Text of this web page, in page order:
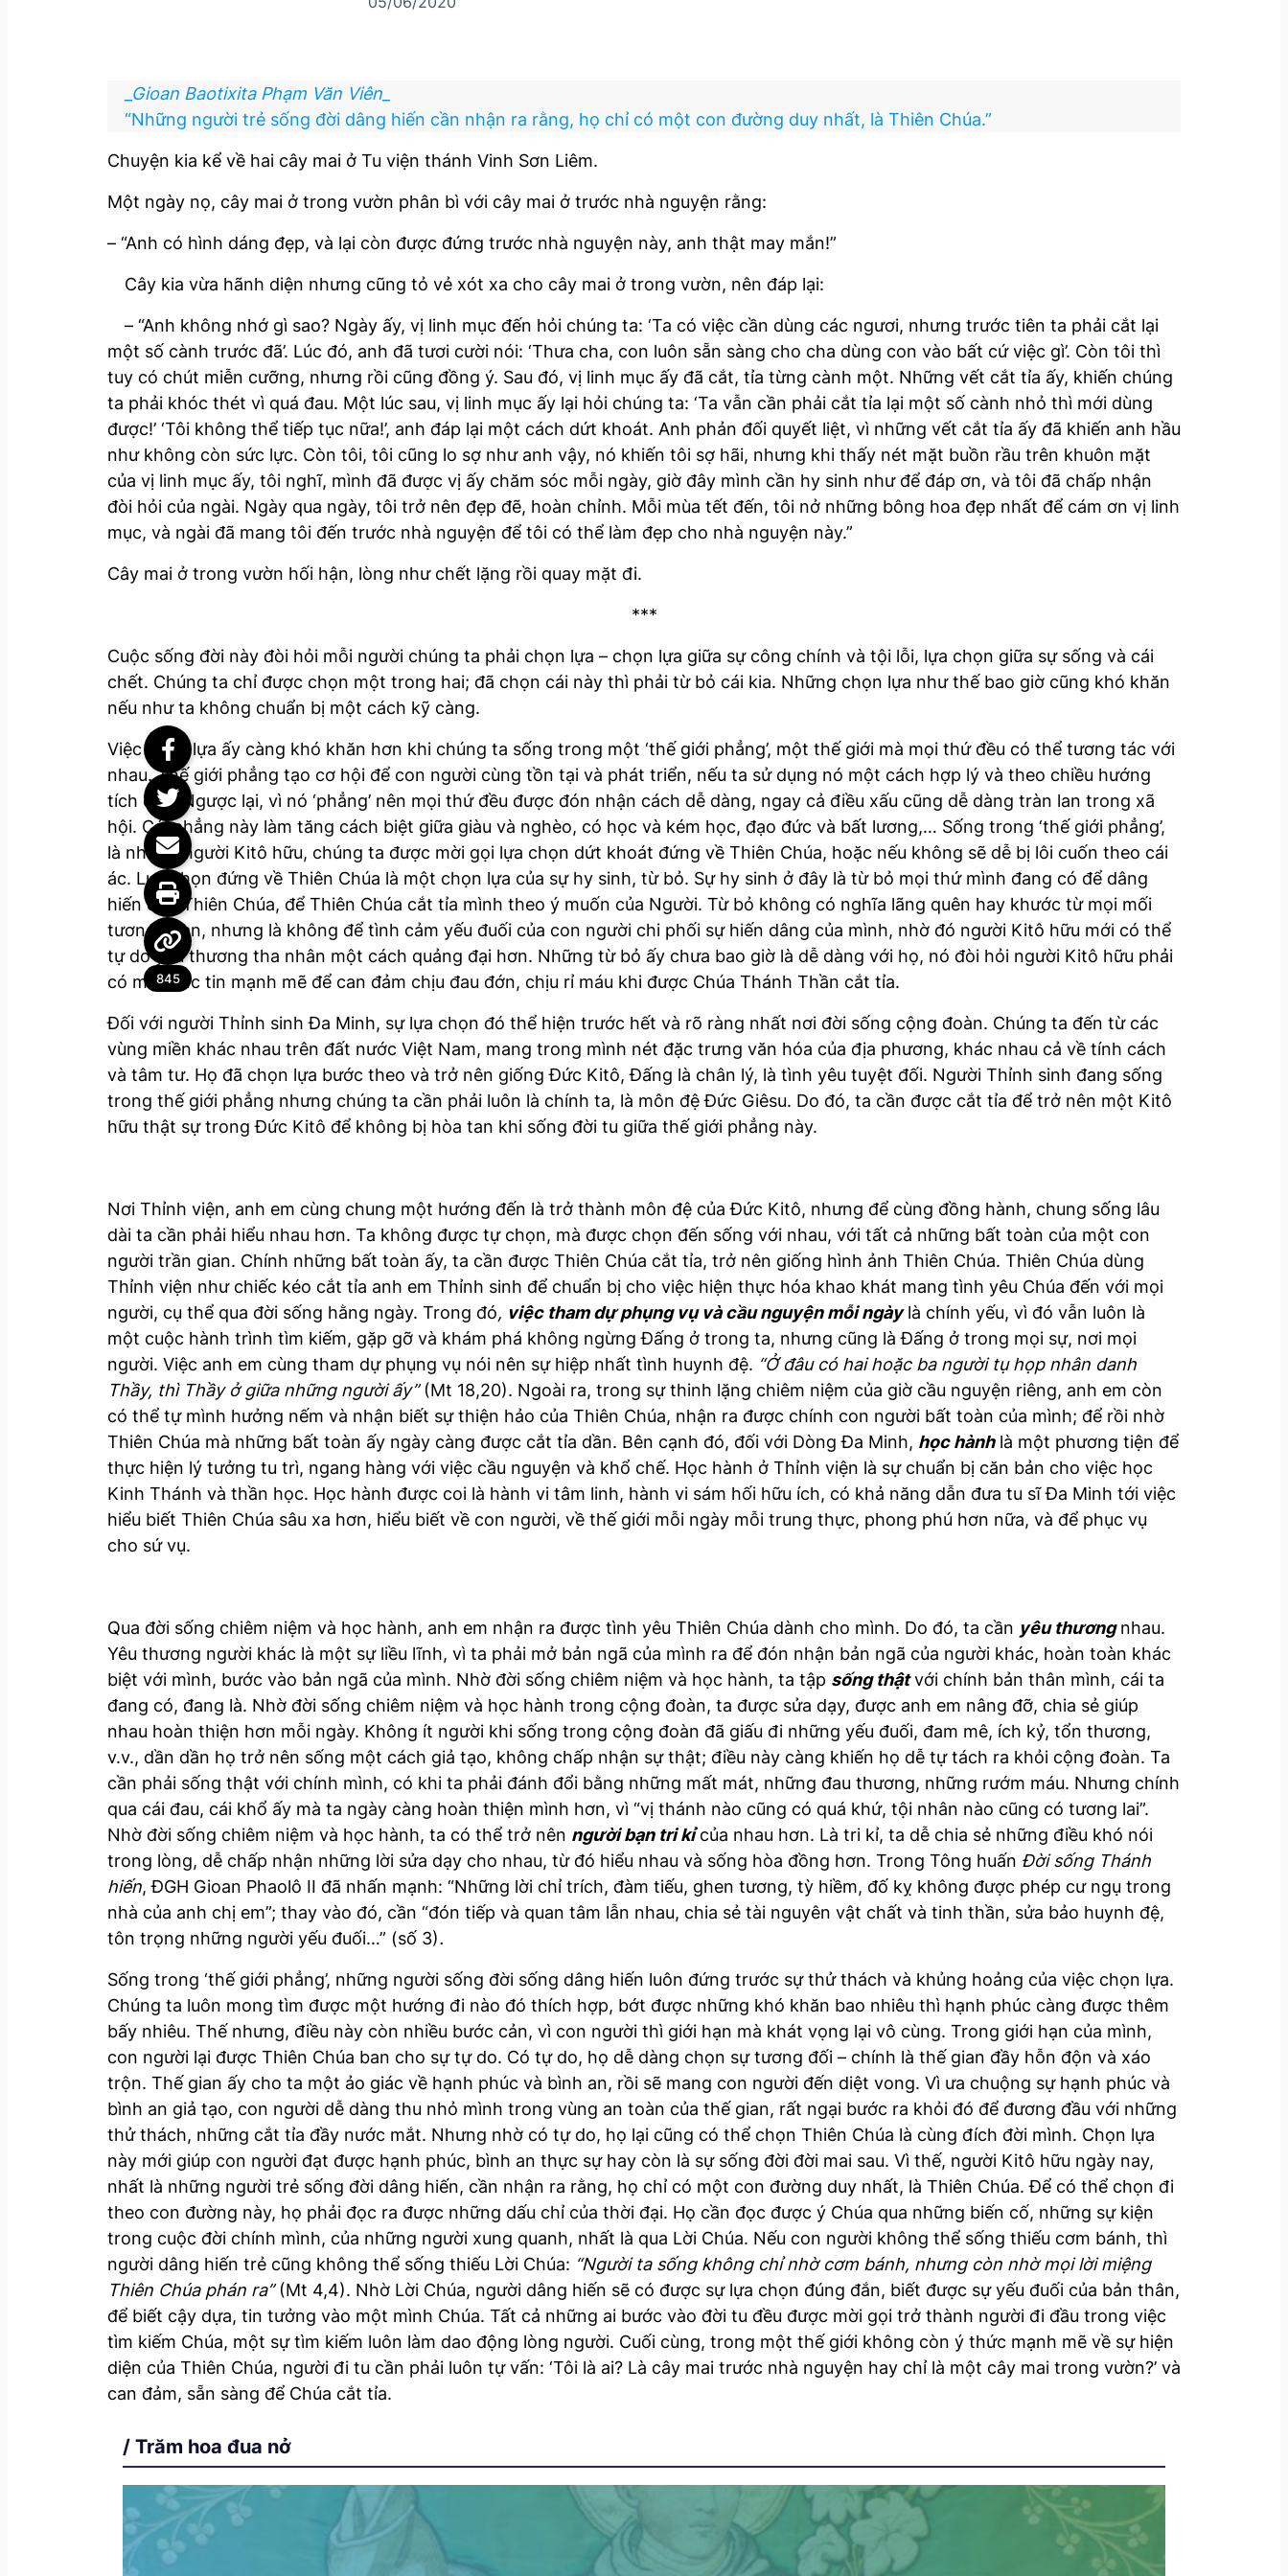
_Gioan Baotixita Phạm Văn Viên_
“Những người trẻ sống đời dâng hiến cần nhận ra rằng, họ chỉ có một con đường duy nhất, là Thiên Chúa.”
Chuyện kia kể về hai cây mai ở Tu viện thánh Vinh Sơn Liêm.
Một ngày nọ, cây mai ở trong vườn phân bì với cây mai ở trước nhà nguyện rằng:
– “Anh có hình dáng đẹp, và lại còn được đứng trước nhà nguyện này, anh thật may mắn!”
Cây kia vừa hãnh diện nhưng cũng tỏ vẻ xót xa cho cây mai ở trong vườn, nên đáp lại:
– “Anh không nhớ gì sao? Ngày ấy, vị linh mục đến hỏi chúng ta: ‘Ta có việc cần dùng các ngươi, nhưng trước tiên ta phải cắt lại
một số cành trước đã’. Lúc đó, anh đã tươi cười nói: ‘Thưa cha, con luôn sẵn sàng cho cha dùng con vào bất cứ việc gì’. Còn tôi thì
tuy có chút miễn cưỡng, nhưng rồi cũng đồng ý. Sau đó, vị linh mục ấy đã cắt, tỉa từng cành một. Những vết cắt tỉa ấy, khiến chúng
ta phải khóc thét vì quá đau. Một lúc sau, vị linh mục ấy lại hỏi chúng ta: ‘Ta vẫn cần phải cắt tỉa lại một số cành nhỏ thì mới dùng
được!’ ‘Tôi không thể tiếp tục nữa!’, anh đáp lại một cách dứt khoát. Anh phản đối quyết liệt, vì những vết cắt tỉa ấy đã khiến anh hầu
như không còn sức lực. Còn tôi, tôi cũng lo sợ như anh vậy, nó khiến tôi sợ hãi, nhưng khi thấy nét mặt buồn rầu trên khuôn mặt
của vị linh mục ấy, tôi nghĩ, mình đã được vị ấy chăm sóc mỗi ngày, giờ đây mình cần hy sinh như để đáp ơn, và tôi đã chấp nhận
đòi hỏi của ngài. Ngày qua ngày, tôi trở nên đẹp đẽ, hoàn chỉnh. Mỗi mùa tết đến, tôi nở những bông hoa đẹp nhất để cám ơn vị linh
mục, và ngài đã mang tôi đến trước nhà nguyện để tôi có thể làm đẹp cho nhà nguyện này.”
Cây mai ở trong vườn hối hận, lòng như chết lặng rồi quay mặt đi.
***
Cuộc sống đời này đòi hỏi mỗi người chúng ta phải chọn lựa – chọn lựa giữa sự công chính và tội lỗi, lựa chọn giữa sự sống và cái
chết. Chúng ta chỉ được chọn một trong hai; đã chọn cái này thì phải từ bỏ cái kia. Những chọn lựa như thế bao giờ cũng khó khăn
nếu như ta không chuẩn bị một cách kỹ càng.
Việc chọn lựa ấy càng khó khăn hơn khi chúng ta sống trong một ‘thế giới phẳng’, một thế giới mà mọi thứ đều có thể tương tác với
nhau. Thế giới phẳng tạo cơ hội để con người cùng tồn tại và phát triển, nếu ta sử dụng nó một cách hợp lý và theo chiều hướng
tích cực. Ngược lại, vì nó ‘phẳng’ nên mọi thứ đều được đón nhận cách dễ dàng, ngay cả điều xấu cũng dễ dàng tràn lan trong xã
hội. Cái phẳng này làm tăng cách biệt giữa giàu và nghèo, có học và kém học, đạo đức và bất lương,… Sống trong ‘thế giới phẳng’,
là những người Kitô hữu, chúng ta được mời gọi lựa chọn dứt khoát đứng về Thiên Chúa, hoặc nếu không sẽ dễ bị lôi cuốn theo cái
ác. Lựa chọn đứng về Thiên Chúa là một chọn lựa của sự hy sinh, từ bỏ. Sự hy sinh ở đây là từ bỏ mọi thứ mình đang có để dâng
hiến cho Thiên Chúa, để Thiên Chúa cắt tỉa mình theo ý muốn của Người. Từ bỏ không có nghĩa lãng quên hay khước từ mọi mối
tương quan, nhưng là không để tình cảm yếu đuối của con người chi phối sự hiến dâng của mình, nhờ đó người Kitô hữu mới có thể
tự do yêu thương tha nhân một cách quảng đại hơn. Những từ bỏ ấy chưa bao giờ là dễ dàng với họ, nó đòi hỏi người Kitô hữu phải
có một đức tin mạnh mẽ để can đảm chịu đau đớn, chịu rỉ máu khi được Chúa Thánh Thần cắt tỉa.
Đối với người Thỉnh sinh Đa Minh, sự lựa chọn đó thể hiện trước hết và rõ ràng nhất nơi đời sống cộng đoàn. Chúng ta đến từ các
vùng miền khác nhau trên đất nước Việt Nam, mang trong mình nét đặc trưng văn hóa của địa phương, khác nhau cả về tính cách
và tâm tư. Họ đã chọn lựa bước theo và trở nên giống Đức Kitô, Đấng là chân lý, là tình yêu tuyệt đối. Người Thỉnh sinh đang sống
trong thế giới phẳng nhưng chúng ta cần phải luôn là chính ta, là môn đệ Đức Giêsu. Do đó, ta cần được cắt tỉa để trở nên một Kitô
hữu thật sự trong Đức Kitô để không bị hòa tan khi sống đời tu giữa thế giới phẳng này.
Nơi Thỉnh viện, anh em cùng chung một hướng đến là trở thành môn đệ của Đức Kitô, nhưng để cùng đồng hành, chung sống lâu
dài ta cần phải hiểu nhau hơn. Ta không được tự chọn, mà được chọn đến sống với nhau, với tất cả những bất toàn của một con
người trần gian. Chính những bất toàn ấy, ta cần được Thiên Chúa cắt tỉa, trở nên giống hình ảnh Thiên Chúa. Thiên Chúa dùng
Thỉnh viện như chiếc kéo cắt tỉa anh em Thỉnh sinh để chuẩn bị cho việc hiện thực hóa khao khát mang tình yêu Chúa đến với mọi
người, cụ thể qua đời sống hằng ngày. Trong đó, việc tham dự phụng vụ và cầu nguyện mỗi ngàylà chính yếu, vì đó vẫn luôn là
một cuộc hành trình tìm kiếm, gặp gỡ và khám phá không ngừng Đấng ở trong ta, nhưng cũng là Đấng ở trong mọi sự, nơi mọi
người. Việc anh em cùng tham dự phụng vụ nói nên sự hiệp nhất tình huynh đệ. “Ở đâu có hai hoặc ba người tụ họp nhân danh
Thầy, thì Thầy ở giữa những người ấy”(Mt 18,20). Ngoài ra, trong sự thinh lặng chiêm niệm của giờ cầu nguyện riêng, anh em còn
có thể tự mình hưởng nếm và nhận biết sự thiện hảo của Thiên Chúa, nhận ra được chính con người bất toàn của mình; để rồi nhờ
Thiên Chúa mà những bất toàn ấy ngày càng được cắt tỉa dần. Bên cạnh đó, đối với Dòng Đa Minh, học hànhlà một phương tiện để
thực hiện lý tưởng tu trì, ngang hàng với việc cầu nguyện và khổ chế. Học hành ở Thỉnh viện là sự chuẩn bị căn bản cho việc học
Kinh Thánh và thần học. Học hành được coi là hành vi tâm linh, hành vi sám hối hữu ích, có khả năng dẫn đưa tu sĩ Đa Minh tới việc
hiểu biết Thiên Chúa sâu xa hơn, hiểu biết về con người, về thế giới mỗi ngày mỗi trung thực, phong phú hơn nữa, và để phục vụ
cho sứ vụ.
Qua đời sống chiêm niệm và học hành, anh em nhận ra được tình yêu Thiên Chúa dành cho mình. Do đó, ta cần yêu thươngnhau.
Yêu thương người khác là một sự liều lĩnh, vì ta phải mở bản ngã của mình ra để đón nhận bản ngã của người khác, hoàn toàn khác
biệt với mình, bước vào bản ngã của mình. Nhờ đời sống chiêm niệm và học hành, ta tập sống thậtvới chính bản thân mình, cái ta
đang có, đang là. Nhờ đời sống chiêm niệm và học hành trong cộng đoàn, ta được sửa dạy, được anh em nâng đỡ, chia sẻ giúp
nhau hoàn thiện hơn mỗi ngày. Không ít người khi sống trong cộng đoàn đã giấu đi những yếu đuối, đam mê, ích kỷ, tổn thương,
v.v., dần dần họ trở nên sống một cách giả tạo, không chấp nhận sự thật; điều này càng khiến họ dễ tự tách ra khỏi cộng đoàn. Ta
cần phải sống thật với chính mình, có khi ta phải đánh đổi bằng những mất mát, những đau thương, những rướm máu. Nhưng chính
qua cái đau, cái khổ ấy mà ta ngày càng hoàn thiện mình hơn, vì “vị thánh nào cũng có quá khứ, tội nhân nào cũng có tương lai”.
Nhờ đời sống chiêm niệm và học hành, ta có thể trở nên người bạn tri kỉcủa nhau hơn. Là tri kỉ, ta dễ chia sẻ những điều khó nói
trong lòng, dễ chấp nhận những lời sửa dạy cho nhau, từ đó hiểu nhau và sống hòa đồng hơn. Trong Tông huấn Đời sống Thánh
hiến, ĐGH Gioan Phaolô II đã nhấn mạnh: “Những lời chỉ trích, đàm tiếu, ghen tương, tỳ hiềm, đố kỵ không được phép cư ngụ trong
nhà của anh chị em”; thay vào đó, cần “đón tiếp và quan tâm lẫn nhau, chia sẻ tài nguyên vật chất và tinh thần, sửa bảo huynh đệ,
tôn trọng những người yếu đuối…” (số 3).
Sống trong ‘thế giới phẳng’, những người sống đời sống dâng hiến luôn đứng trước sự thử thách và khủng hoảng của việc chọn lựa.
Chúng ta luôn mong tìm được một hướng đi nào đó thích hợp, bớt được những khó khăn bao nhiêu thì hạnh phúc càng được thêm
bấy nhiêu. Thế nhưng, điều này còn nhiều bước cản, vì con người thì giới hạn mà khát vọng lại vô cùng. Trong giới hạn của mình,
con người lại được Thiên Chúa ban cho sự tự do. Có tự do, họ dễ dàng chọn sự tương đối – chính là thế gian đầy hỗn độn và xáo
trộn. Thế gian ấy cho ta một ảo giác về hạnh phúc và bình an, rồi sẽ mang con người đến diệt vong. Vì ưa chuộng sự hạnh phúc và
bình an giả tạo, con người dễ dàng thu nhỏ mình trong vùng an toàn của thế gian, rất ngại bước ra khỏi đó để đương đầu với những
thử thách, những cắt tỉa đầy nước mắt. Nhưng nhờ có tự do, họ lại cũng có thể chọn Thiên Chúa là cùng đích đời mình. Chọn lựa
này mới giúp con người đạt được hạnh phúc, bình an thực sự hay còn là sự sống đời đời mai sau. Vì thế, người Kitô hữu ngày nay,
nhất là những người trẻ sống đời dâng hiến, cần nhận ra rằng, họ chỉ có một con đường duy nhất, là Thiên Chúa. Để có thể chọn đi
theo con đường này, họ phải đọc ra được những dấu chỉ của thời đại. Họ cần đọc được ý Chúa qua những biến cố, những sự kiện
trong cuộc đời chính mình, của những người xung quanh, nhất là qua Lời Chúa. Nếu con người không thể sống thiếu cơm bánh, thì
người dâng hiến trẻ cũng không thể sống thiếu Lời Chúa: “Người ta sống không chỉ nhờ cơm bánh, nhưng còn nhờ mọi lời miệng
Thiên Chúa phán ra”(Mt 4,4). Nhờ Lời Chúa, người dâng hiến sẽ có được sự lựa chọn đúng đắn, biết được sự yếu đuối của bản thân,
để biết cậy dựa, tin tưởng vào một mình Chúa. Tất cả những ai bước vào đời tu đều được mời gọi trở thành người đi đầu trong việc
tìm kiếm Chúa, một sự tìm kiếm luôn làm dao động lòng người. Cuối cùng, trong một thế giới không còn ý thức mạnh mẽ về sự hiện
diện của Thiên Chúa, người đi tu cần phải luôn tự vấn: ‘Tôi là ai? Là cây mai trước nhà nguyện hay chỉ là một cây mai trong vườn?’ và
can đảm, sẵn sàng để Chúa cắt tỉa.
/ Trăm hoa đua nở
845